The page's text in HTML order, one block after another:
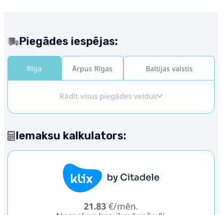
Piegādes iespējas:
Rīga Ārpus Rīgas Baltijas valstis
Rādīt visus piegādes veidus
Iemaksu kalkulators:
21.83 €/mēn.